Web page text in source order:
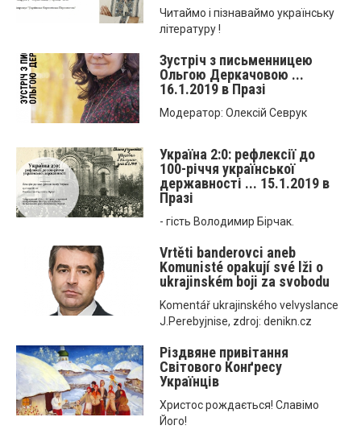
Читаймо і пізнаваймо українську
літературу !
Зустріч з письменницею
Ольгою Деркачовою ...
16.1.2019 в Празі
Модератор: Олексій Севрук
Україна 2:0: рефлексії до
100-річчя української
державності ... 15.1.2019 в
Празі
- гість Володимир Бірчак.
Vrtěti banderovci aneb
Komunisté opakují své lži o
ukrajinském boji za svobodu
Komentář ukrajinského velvyslance
J.Perebyjnise, zdroj: denikn.cz
Різдвяне привітання
Світового Конґресу
Українців
Христос рождається! Славімо
Його!